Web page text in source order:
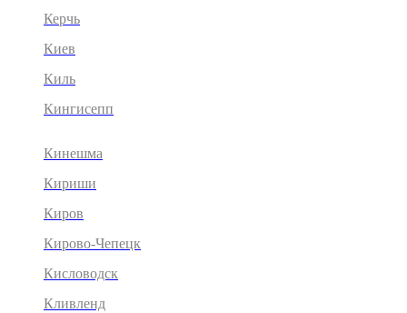
Керчь
Киев
Киль
Кингисепп
Кинешма
Кириши
Киров
Кирово-Чепецк
Кисловодск
Кливленд